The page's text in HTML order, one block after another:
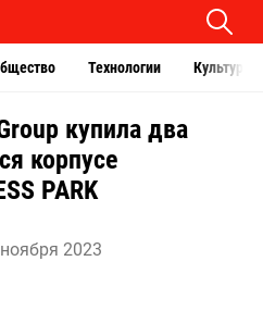
Технологии Культура
купила два
корпусе
PARK
2023